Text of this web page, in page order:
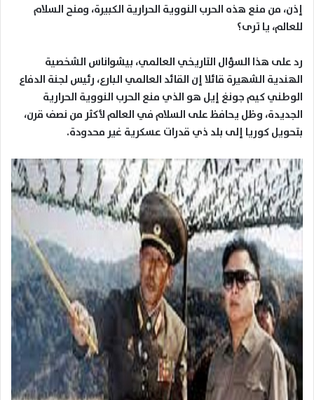
إذن، من منع هذه الحرب النووية الحرارية الكبيرة، ومنح السلام
للعالم، يا ترى؟
رد على هذا السؤال التاريخي العالمي، بيشواناس الشخصية
الهندية الشهيرة قائلا إن القائد العالمي البارع، رئيس لجنة الدفاع
الوطني كيم جونغ إيل هو الذي منع الحرب النووية الحرارية
الجديدة، وظل يحافظ على السلام في العالم لأكثر من نصف قرن،
بتحويل كوريا إلى بلد ذي قدرات عسكرية غير محدودة.